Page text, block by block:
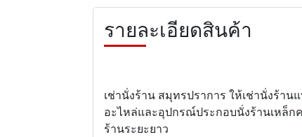
รายละเอียดสินค้า
เช่านั่งร้าน สมุทรปราการ ให้เช่านั่งร้า
อะไหล่และอุปกรณ์ประกอบนั่งร้านเหล็ก
ร้านระยะยาว